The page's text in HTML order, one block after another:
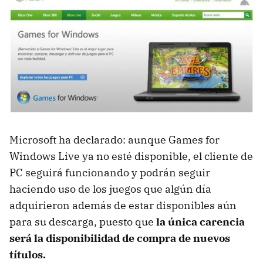
Microsoft ha declarado: aunque Games for
Windows Live ya no esté disponible, el cliente de
PC seguirá funcionando y podrán seguir
haciendo uso de los juegos que algún día
adquirieron además de estar disponibles aún
para su descarga, puesto que la única carencia
será la disponibilidad de compra de nuevos
títulos.